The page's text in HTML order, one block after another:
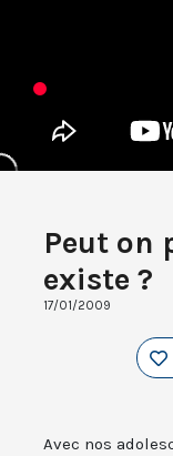
Peut on
existe ?
17/01/2009
Avec nos